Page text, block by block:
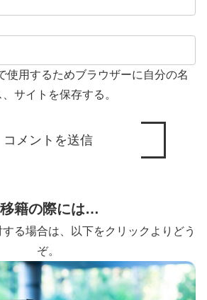
使用するためブラウザーに自分の名
サイトを保存する。
籍の際には…
る場合は、以下をクリックよりどう
ぞ。